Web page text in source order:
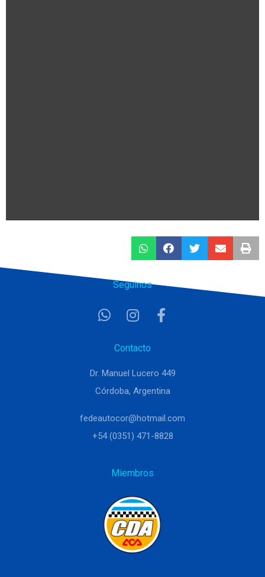
Seguinos
Contacto
Dr. Manuel Lucero 449
Córdoba, Argentina
fedeautocor@hotmail.com
+54 (0351) 471-8828
Miembros